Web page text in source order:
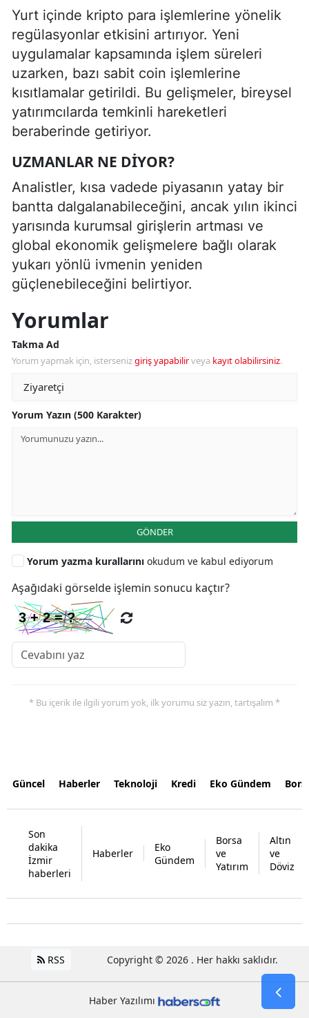
Yurt içinde kripto para işlemlerine yönelik
regülasyonlar etkisini artırıyor. Yeni
uygulamalar kapsamında işlem süreleri
uzarken, bazı sabit coin işlemlerine
kısıtlamalar getirildi. Bu gelişmeler, bireysel
yatırımcılarda temkinli hareketleri
beraberinde getiriyor.
UZMANLAR NE DIYOR?
Analistler, kısa vadede piyasanın yatay bir
bantta dalgalanabileceğini, ancak yılın ikinci
yarısında kurumsal girişlerin artması ve
global ekonomik gelişmelere bağlı olarak
yukarı yönlü ivmenin yeniden
güçlenebileceğini belirtiyor.
Yorumlar
Takma Ad
Yorum yapmak için, istersenizgiriş yapabilirveya kayıt olabilirsiniz.
Yorum Yazın (500 Karakter)
GÖNDER
Yorum yazma kurallarını okudum ve kabul ediyorum
Aşağıdaki görselde işlemin sonucu kaçtır?
* Bu içerik ile ilgili yorum yok, ilk yorumu siz yazın, tartışalım *
Güncel Haberler Teknoloji Kredi Eko Gündem
Son
dakika
İzmir
haberleri
Haberler
Eko
Gündem
Borsa
ve
Yatırım
Altın
ve
Döviz
RSS Copyright © 2026 . Her hakkı saklıdır.
Haber Yazılımı